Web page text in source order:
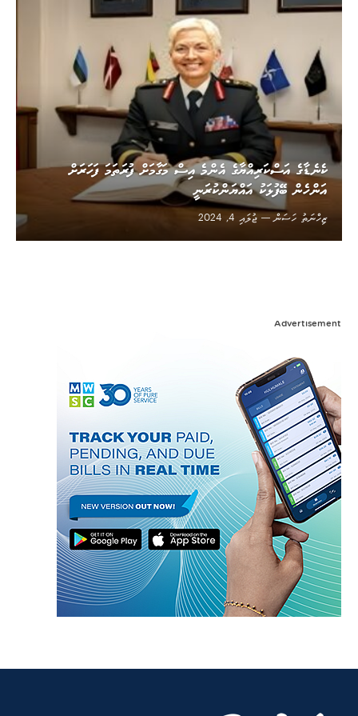
ކެނެޑާގެ އަސްކަރިއްޔާގެ އެންމެ އިސް މަގާމަށް ފުރަތަމަ ފަހަރަށް
އަންހެން ބޭފުޅަކު އައްޔަންކުރަނީ
ޒިހްނަތު ހަސަން
ޖުލައި 4, 2024
Advertisement